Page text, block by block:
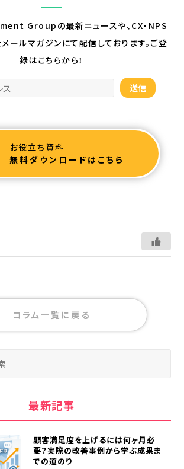
Groupの最新ニュースや、CX・NPS
メールマガジンにて配信しております。ご登
録はこちらから！
お役立ち資料
無料ダウンロードはこちら
コラム一覧に戻る
最新記事
顧客満足度を上げるには何ヶ月必
要？実際の改善事例から学ぶ成果ま
での道のり